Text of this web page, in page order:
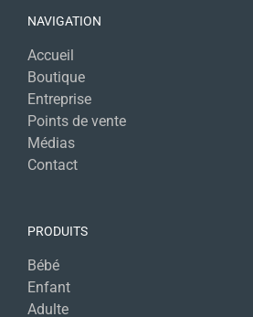
NAVIGATION
Accueil
Boutique
Entreprise
Points de vente
Médias
Contact
PRODUITS
Bébé
Enfant
Adulte